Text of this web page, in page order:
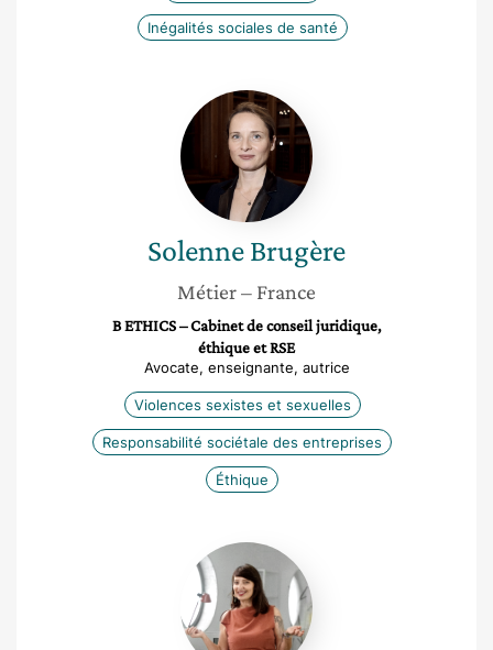
Inégalités sociales de santé
Solenne
Brugère
SolenneBrugère
Métier– France
B ETHICS – Cabinet de conseil juridique,
éthique et RSE
Avocate, enseignante, autrice
Violences sexistes et sexuelles
Responsabilité sociétale des entreprises
Éthique
Elena
Panciera